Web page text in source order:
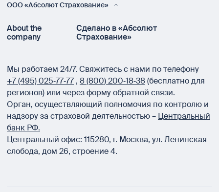
ООО «Абсолют Страхование»
About the
company
Сделано в «Абсолют
Страхование»
Мы работаем 24/7. Свяжитесь с нами по телефону
+7 (495) 025‑77‑77 , 8 (800) 200‑18‑38(бесплатно для
регионов) или черезформу обратной связи.
Орган, осуществляющий полномочия по контролю и
надзору за страховой деятельностью – Центральный
банк РФ.
Центральный офис: 115280, г. Москва, ул. Ленинская
слобода, дом 26, строение 4.